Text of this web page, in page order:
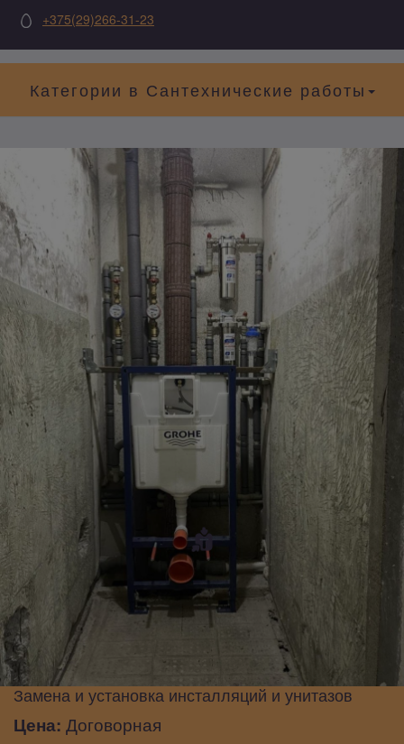
+375(29)266-31-23
Категории в Сантехнические работы
Замена и установка инсталляций и унитазов
Цена: Договорная